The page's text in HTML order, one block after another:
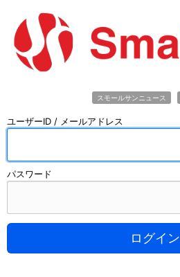
スモールサンニュース
ユーザーID / メールアドレス
パスワード
ログイン